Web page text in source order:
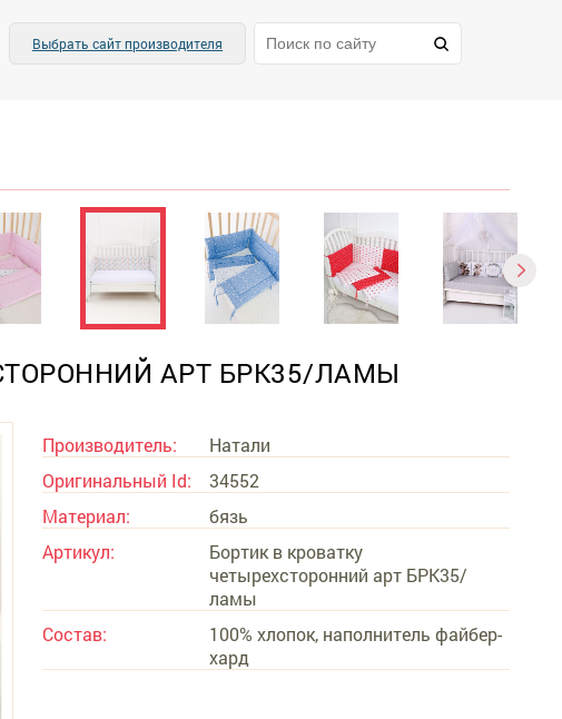
Выбрать сайт производителя
АРТ БРК35/ЛАМЫ
Производитель:
Натали
Оригинальный Id:
34552
Материал:
бязь
Артикул:
Бортик в кроватку
четырехсторонний арт БРК35/
ламы
Состав:
100% хлопок, наполнитель файбер-
хард